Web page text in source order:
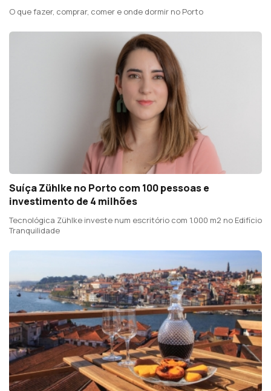
O que fazer, comprar, comer e onde dormir no Porto
Suíça Zühlke no Porto com 100 pessoas e
investimento de 4 milhões
Tecnológica Zühlke investe num escritório com 1.000 m2 no Edifício
Tranquilidade